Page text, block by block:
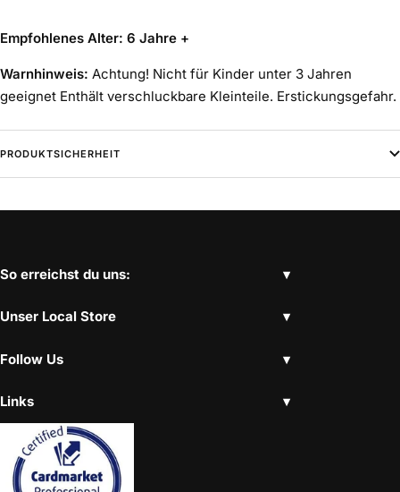
Empfohlenes Alter: 6 Jahre +
Warnhinweis: Achtung! Nicht für Kinder unter 3 Jahren
geeignet Enthält verschluckbare Kleinteile. Erstickungsgefahr.
PRODUKTSICHERHEIT
So erreichst du uns:
Unser Local Store
Follow Us
Links